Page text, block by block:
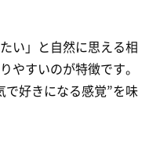
い」と自然に思える相
やすいのが特徴です。
好きになる感覚”を味